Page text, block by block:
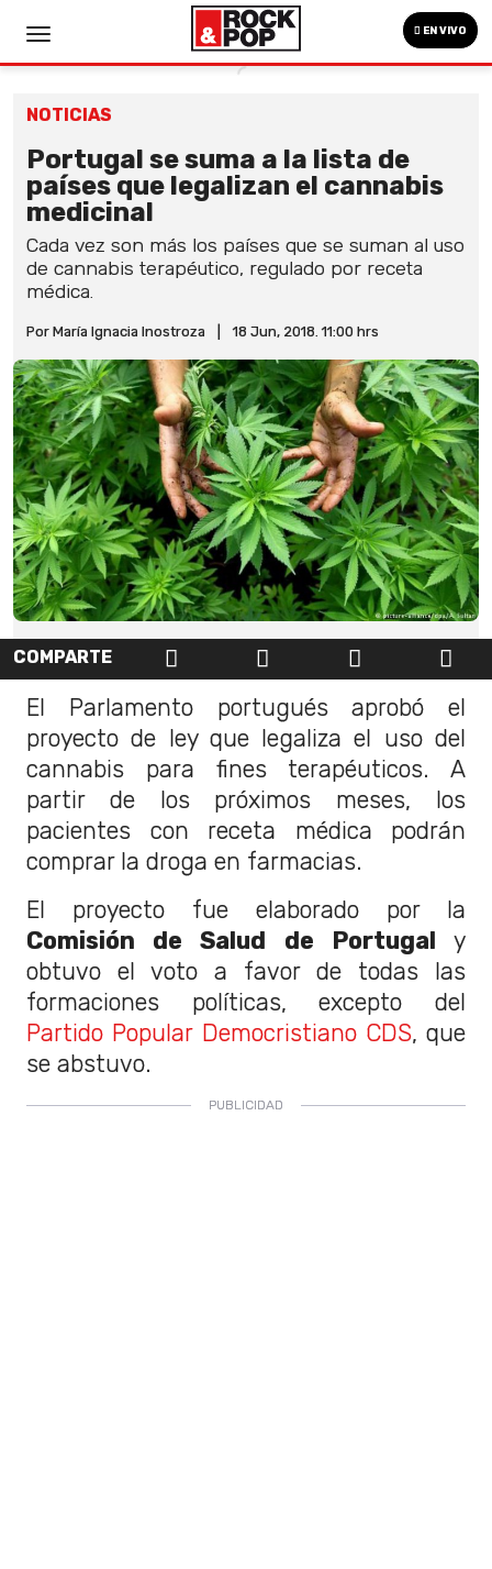
EN VIVO
NOTICIAS
Portugal se suma a la lista de
países que legalizan el cannabis
medicinal
Cada vez son más los países que se suman al uso
de cannabis terapéutico, regulado por receta
médica.
Por María Ignacia Inostroza 18 Jun, 2018. 11:00 hrs
COMPARTE
El Parlamento portugués aprobó el
proyecto de ley que legaliza el uso del
cannabis para fines terapéuticos. A
partir de los próximos meses, los
pacientes con receta médica podrán
comprar la droga en farmacias.
El proyecto fue elaborado por la
Comisión de Salud de Portugal y
obtuvo el voto a favor de todas las
formaciones políticas, excepto del
Partido Popular Democristiano CDS, que
se abstuvo.